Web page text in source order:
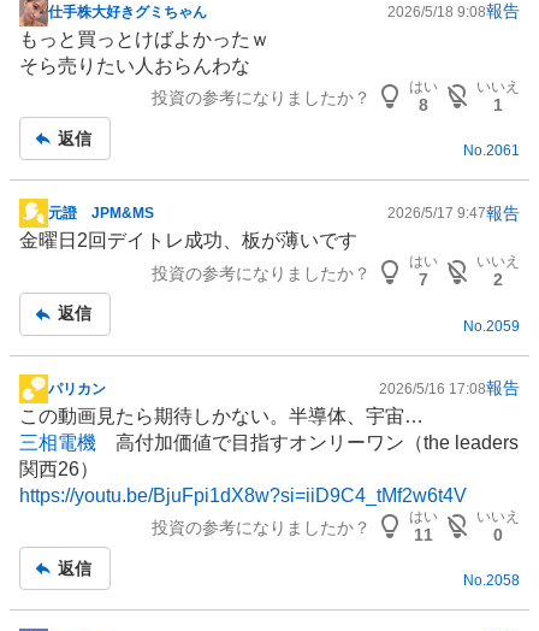
掲
示
板
仕手株大好きグミちゃん 2026/5/18 9:08報告
もっと買っとけばよかったｗ
そら売りたい人おらんわな
投資の参考になりましたか？
はい
8
いいえ
1
返信
No.2061
掲
示
事
元證 JPM&MS 2026/5/17 9:47報告
金曜日2回デイトレ成功、板が薄いです
投資の参考になりましたか？
はい
7
いいえ
2
返信
No. 2059
掲
示
板
記
事
パリカン 2026/5/16 17:08報告
この動画見たら期待しかない。 半導体 、宇宙…
三相電機 高付加価値で目指すオンリーワン（the leaders
関西26）
https://youtu.be/BjuFpi1dX8w?si=iiD9C4_tMf2w6t4V
投資の参考になりましたか？
はい
11
いいえ
0
返信
No.2058